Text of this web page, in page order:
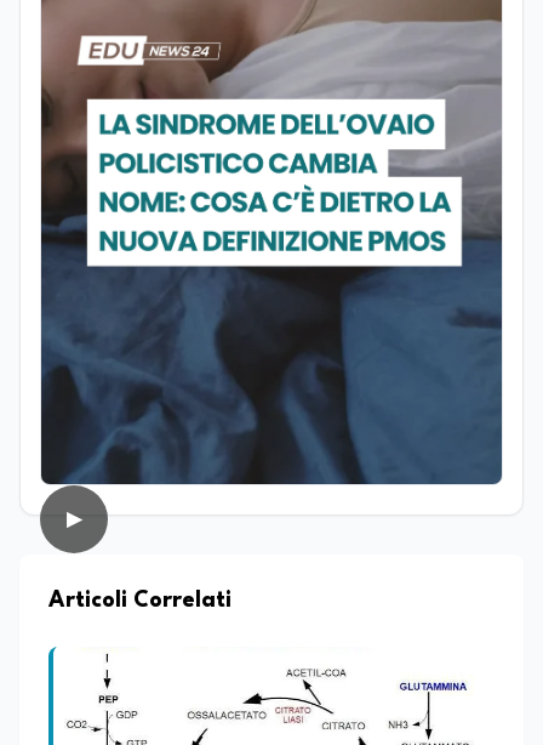
suo sguardo interdisciplinare e la sua
capacità di analizzare fenomeni
complessi da prospettive differenti.
Parallelamente all’interesse per la
ricerca, coltiva da sempre una forte
vocazione per la divulgazione scientifica,
con particolare attenzione alla
trasmissione del sapere alle nuove
generazioni e alla promozione di una
cultura scientifica consapevole e
accessibile. Su edunews24.it si occupa di
scuola e università, con un focus sui
temi della tecnologia, della ricerca e
dell’innovazione scientifica,
promuovendo una divulgazione chiara,
accessibile e basata su fonti scientifiche
affidabili. Tra le sue principali passioni
figurano lo sport e la musica, che
rappresentano per lei importanti
strumenti di equilibrio, disciplina ed
▶
Articoli Correlati